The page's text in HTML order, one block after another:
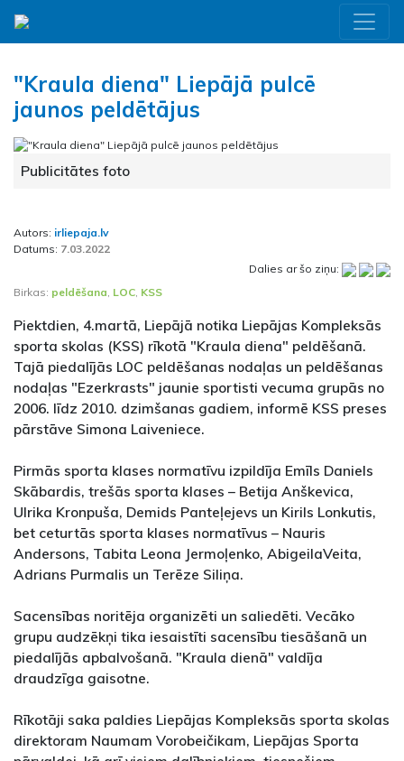
"Kraula diena" Liepājā pulcē
jaunos peldētājus
Publicitātes foto
Autors: irliepaja.lv
Datums: 7.03.2022
Dalies ar šo ziņu:
Birkas: peldēšana LOC KSS
Piektdien, 4.martā, Liepājā notika Liepājas Kompleksās
sporta skolas (KSS) rīkotā "Kraula diena" peldēšanā.
Tajā piedalījās LOC peldēšanas nodaļas un peldēšanas
nodaļas "Ezerkrasts" jaunie sportisti vecuma grupās no
2006. līdz 2010. dzimšanas gadiem, informē KSS preses
pārstāve Simona Laiveniece.
Pirmās sporta klases normatīvu izpildīja Emīls Daniels
Skābardis, trešās sporta klases – Betija Anškevica,
Ulrika Kronpuša, Demids Panteļejevs un Kirils Lonkutis,
bet ceturtās sporta klases normatīvus – Nauris
Andersons, Tabita Leona Jermoļenko, AbigeilaVeita,
Adrians Purmalis un Terēze Siliņa.
Sacensības noritēja organizēti un saliedēti. Vecāko
grupu audzēkņi tika iesaistīti sacensību tiesāšanā un
piedalījās apbalvošanā. "Kraula dienā" valdīja
draudzīga gaisotne.
Rīkotāji saka paldies Liepājas Kompleksās sporta skolas
direktoram Naumam Vorobeičikam, Liepājas Sporta